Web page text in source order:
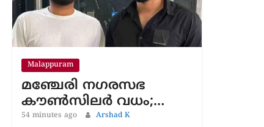
Malappuram
മഞ്ചേരി നഗരസഭ
കൗൺസിലർ വധം;…
54 minutes ago
മഞ്ചേരി: പിതാവിനെ കൊലപ്പെടുത്തിയ
പ്രതികൾക്ക് കോടതി ശിക്ഷ
വിധിക്കുമ്പോൾ കേട്ടുനിന്ന അബ്ദുൽ